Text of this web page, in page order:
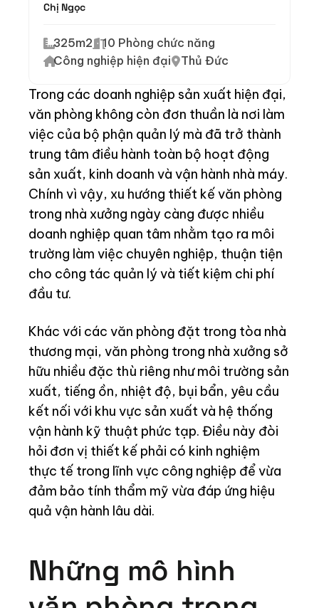
Chị Ngọc
325m2
10 Phòng chức năng
Công nghiệp hiện đại
Thủ Đức
Trong các doanh nghiệp sản xuất hiện đại,
văn phòng không còn đơn thuần là nơi làm
việc của bộ phận quản lý mà đã trở thành
trung tâm điều hành toàn bộ hoạt động
sản xuất, kinh doanh và vận hành nhà máy.
Chính vì vậy, xu hướng thiết kế văn phòng
trong nhà xưởng ngày càng được nhiều
doanh nghiệp quan tâm nhằm tạo ra môi
trường làm việc chuyên nghiệp, thuận tiện
cho công tác quản lý và tiết kiệm chi phí
đầu tư.
Khác với các văn phòng đặt trong tòa nhà
thương mại, văn phòng trong nhà xưởng sở
hữu nhiều đặc thù riêng như môi trường sản
xuất, tiếng ồn, nhiệt độ, bụi bẩn, yêu cầu
kết nối với khu vực sản xuất và hệ thống
vận hành kỹ thuật phức tạp. Điều này đòi
hỏi đơn vị thiết kế phải có kinh nghiệm
thực tế trong lĩnh vực công nghiệp để vừa
đảm bảo tính thẩm mỹ vừa đáp ứng hiệu
quả vận hành lâu dài.
Những mô hình